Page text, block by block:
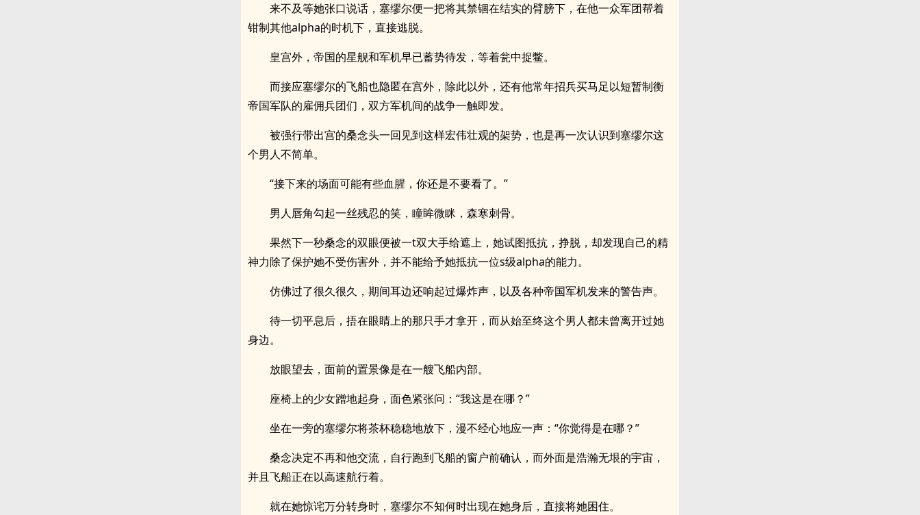
来不及等她张口说话，塞缪尔便一把将其禁锢在结实的臂膀下，在他一众军团帮着
钳制其他alpha的时机下，直接逃脱。
皇宫外，帝国的星舰和军机早已蓄势待发，等着瓮中捉鳖。
而接应塞缪尔的飞船也隐匿在宫外，除此以外，还有他常年招兵买马足以短暂制衡
帝国军队的雇佣兵团们，双方军机间的战争一触即发。
被强行带出宫的桑念头一回见到这样宏伟壮观的架势，也是再一次认识到塞缪尔这
个男人不简单。
“接下来的场面可能有些血腥，你还是不要看了。”
男人唇角勾起一丝残忍的笑，瞳眸微眯，森寒刺骨。
果然下一秒桑念的双眼便被一t双大手给遮上，她试图抵抗，挣脱，却发现自己的精
神力除了保护她不受伤害外，并不能给予她抵抗一位s级alpha的能力。
仿佛过了很久很久，期间耳边还响起过爆炸声，以及各种帝国军机发来的警告声。
待一切平息后，捂在眼睛上的那只手才拿开，而从始至终这个男人都未曾离开过她
身边。
放眼望去，面前的置景像是在一艘飞船内部。
座椅上的少女蹭地起身，面色紧张问：“我这是在哪？”
坐在一旁的塞缪尔将茶杯稳稳地放下，漫不经心地应一声：“你觉得是在哪？”
桑念决定不再和他交流，自行跑到飞船的窗户前确认，而外面是浩瀚无垠的宇宙，
并且飞船正在以高速航行着。
就在她惊诧万分转身时，塞缪尔不知何时出现在她身后，直接将她困住。